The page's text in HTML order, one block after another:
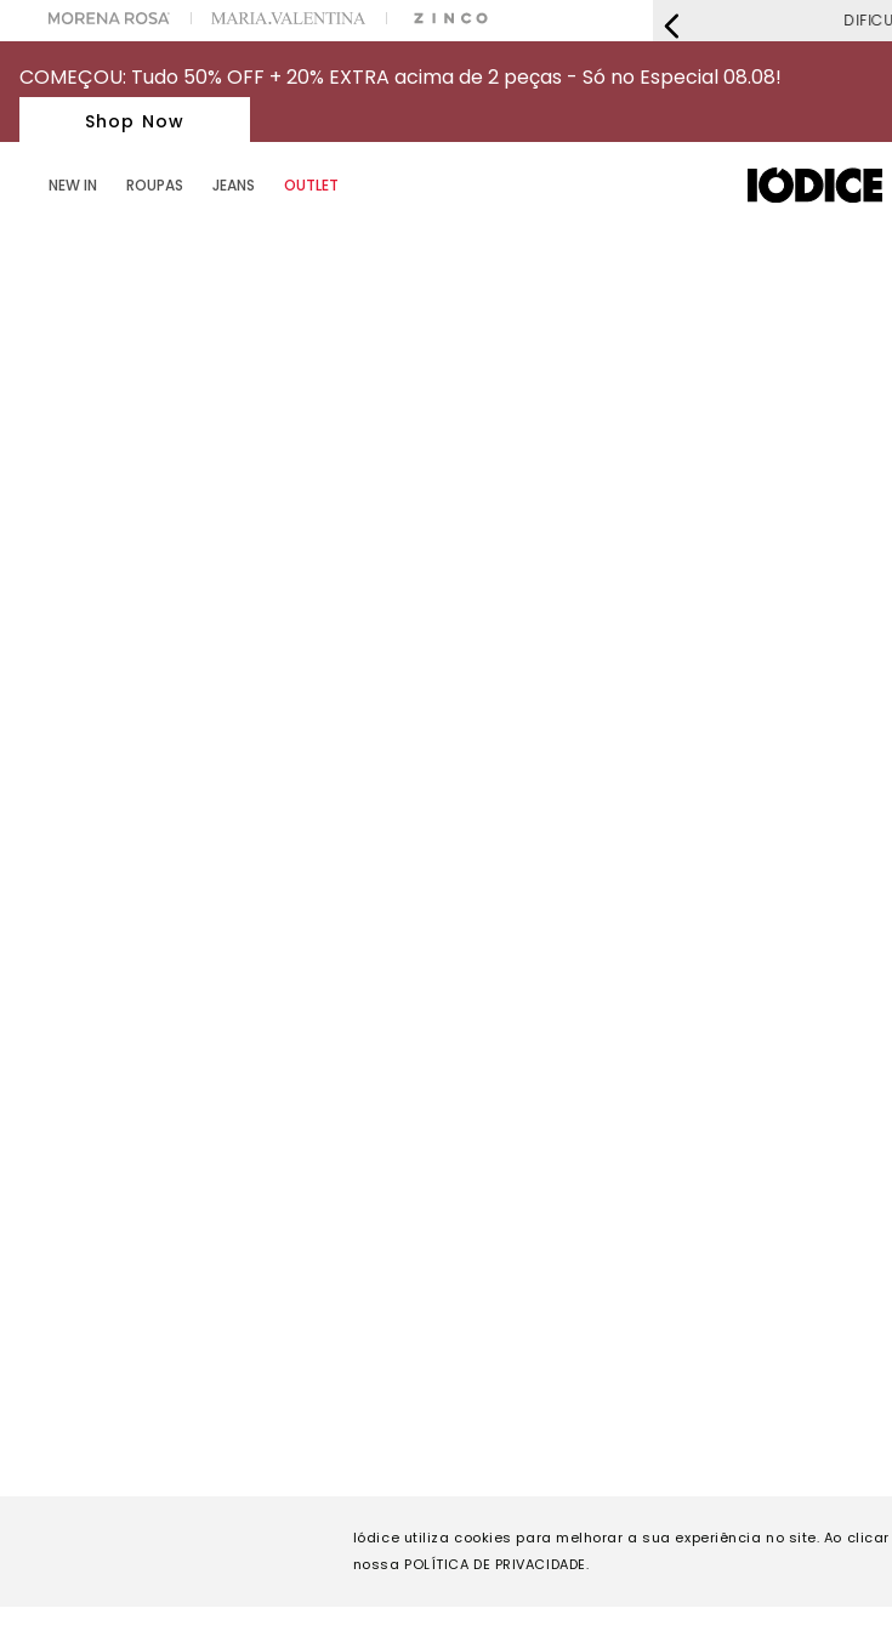
Iódice utiliza cookies para melhorar a sua experiência no site. Ao
nossa POLÍTICA DE PRIVACIDADE.
NA SUA 1° COMPRA USANDO O CUPOM: MYFIRSTIOD
COMEÇOU: Tudo 50% OFF + 20% EXTRA acima de 2 peças - Só no Especial 08.08!
Shop Now
NEW IN ROUPAS JEANS OUTLET